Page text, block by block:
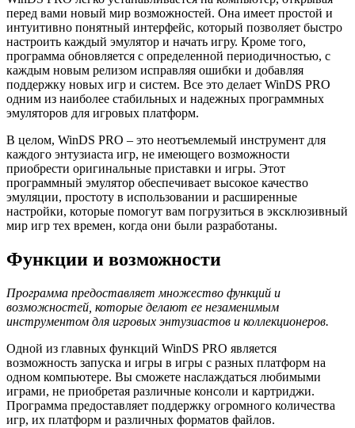
перед вами новый мир возможностей. Она имеет простой и
интуитивно понятный интерфейс, который позволяет быстро
настроить каждый эмулятор и начать игру. Кроме того,
программа обновляется с определенной периодичностью, с
каждым новым релизом исправляя ошибки и добавляя
поддержку новых игр и систем. Все это делает WinDS PRO
одним из наиболее стабильных и надежных программных
эмуляторов для игровых платформ.
В целом, WinDS PRO – это неотъемлемый инструмент для
каждого энтузиаста игр, не имеющего возможности
приобрести оригинальные приставки и игры. Этот
программный эмулятор обеспечивает высокое качество
эмуляции, простоту в использовании и расширенные
настройки, которые помогут вам погрузиться в эксклюзивный
мир игр тех времен, когда они были разработаны.
Функции и возможности
Программа предоставляет множество функций и
возможностей, которые делают ее незаменимым
инструментом для игровых энтузиастов и коллекционеров.
Одной из главных функций WinDS PRO является
возможность запуска и игры в игры с разных платформ на
одном компьютере. Вы сможете наслаждаться любимыми
играми, не приобретая различные консоли и картриджи.
Программа предоставляет поддержку огромного количества
игр, их платформ и различных форматов файлов.